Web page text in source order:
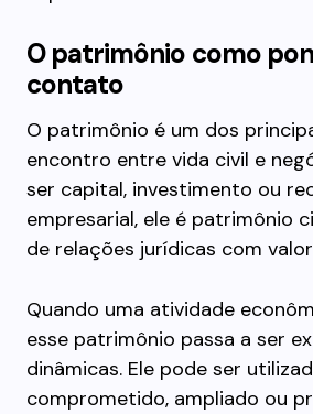
O patrimônio como
contato
O patrimônio é um dos
encontro entre vida civil e
ser capital, investimento ou
empresarial, ele é patrimônio
de relações jurídicas com
Quando uma atividade
esse patrimônio passa a ser
dinâmicas. Ele pode ser
comprometido, ampliado ou